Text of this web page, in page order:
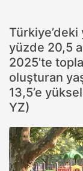
Türkiye’deki
yüzde 20,5
2025'te
oluşturan
13,5’e
YZ)